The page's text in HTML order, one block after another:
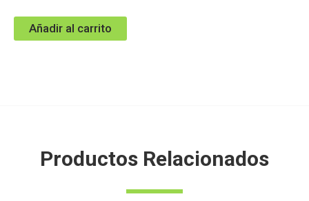
Añadir al carrito
Productos Relacionados